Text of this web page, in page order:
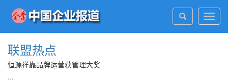
联盟热点
恒源祥靠品牌运营获管理大奖...
...